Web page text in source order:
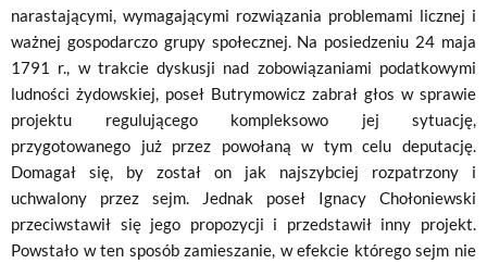
narastającymi, wymagającymi rozwiązania problemami licznej i
ważnej gospodarczo grupy społecznej. Na posiedzeniu 24 maja
1791 r., w trakcie dyskusji nad zobowiązaniami podatkowymi
ludności żydowskiej, poseł Butrymowicz zabrał głos w sprawie
projektu regulującego kompleksowo jej sytuację,
przygotowanego już przez powołaną w tym celu deputację.
Domagał się, by został on jak najszybciej rozpatrzony i
uchwalony przez sejm. Jednak poseł Ignacy Chołoniewski
przeciwstawił się jego propozycji i przedstawił inny projekt.
Powstało w ten sposób zamieszanie, w efekcie którego sejm nie